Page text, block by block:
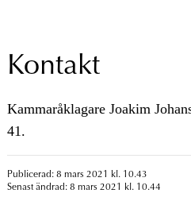
Kontakt
Kammaråklagare Joakim
41.
Publicerad: 8 mars 2021 kl. 10.43
Senast ändrad: 8 mars 2021 kl. 10.44